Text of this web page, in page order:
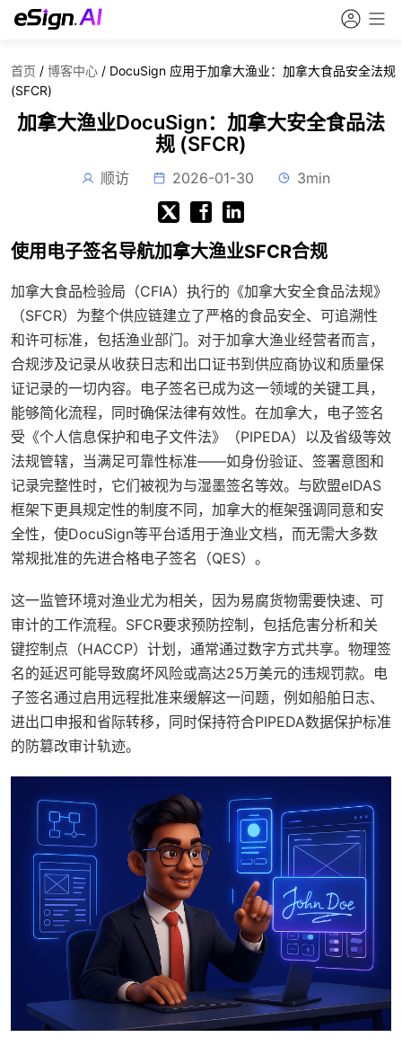
首页 / 博客中心 / DocuSign 应用于加拿大渔业：加拿大食品安全法规
(SFCR)
加拿大渔业DocuSign：加拿大安全食品法
规 (SFCR)
顺访 2026-01-30 3min
使用电子签名导航加拿大渔业SFCR合规
加拿大食品检验局（CFIA）执行的《加拿大安全食品法规》
（SFCR）为整个供应链建立了严格的食品安全、可追溯性
和许可标准，包括渔业部门。对于加拿大渔业经营者而言，
合规涉及记录从收获日志和出口证书到供应商协议和质量保
证记录的一切内容。电子签名已成为这一领域的关键工具，
能够简化流程，同时确保法律有效性。在加拿大，电子签名
受《个人信息保护和电子文件法》（PIPEDA）以及省级等效
法规管辖，当满足可靠性标准——如身份验证、签署意图和
记录完整性时，它们被视为与湿墨签名等效。与欧盟eIDAS
框架下更具规定性的制度不同，加拿大的框架强调同意和安
全性，使DocuSign等平台适用于渔业文档，而无需大多数
常规批准的先进合格电子签名（QES）。
这一监管环境对渔业尤为相关，因为易腐货物需要快速、可
审计的工作流程。SFCR要求预防控制，包括危害分析和关
键控制点（HACCP）计划，通常通过数字方式共享。物理签
名的延迟可能导致腐坏风险或高达25万美元的违规罚款。电
子签名通过启用远程批准来缓解这一问题，例如船舶日志、
进出口申报和省际转移，同时保持符合PIPEDA数据保护标准
的防篡改审计轨迹。